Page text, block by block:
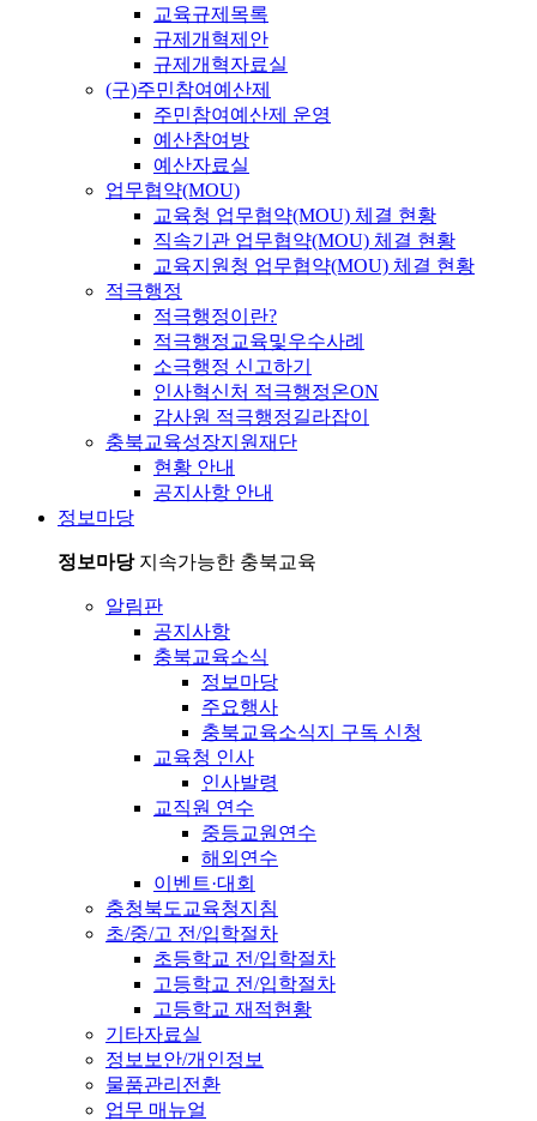
교육규제목록
규제개혁제안
규제개혁자료실
(구)주민참여예산제
주민참여예산제 운영
예산참여방
예산자료실
업무협약(MOU)
교육청 업무협약(MOU) 체결 현황
직속기관 업무협약(MOU) 체결 현황
교육지원청 업무협약(MOU) 체결 현황
적극행정
적극행정이란?
적극행정교육및우수사례
소극행정 신고하기
인사혁신처 적극행정온ON
감사원 적극행정길라잡이
충북교육성장지원재단
현황 안내
공지사항 안내
정보마당
정보마당 지속가능한 충북교육
알림판
공지사항
충북교육소식
정보마당
주요행사
충북교육소식지 구독 신청
교육청 인사
인사발령
교직원 연수
중등교원연수
해외연수
이벤트·대회
충청북도교육청지침
초/중/고 전/입학절차
초등학교 전/입학절차
고등학교 전/입학절차
고등학교 재적현황
기타자료실
정보보안/개인정보
물품관리전환
업무 매뉴얼